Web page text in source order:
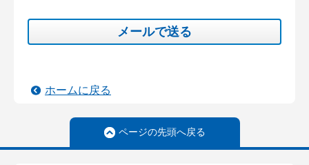
メールで送る
ホームに戻る
ページの先頭へ戻る